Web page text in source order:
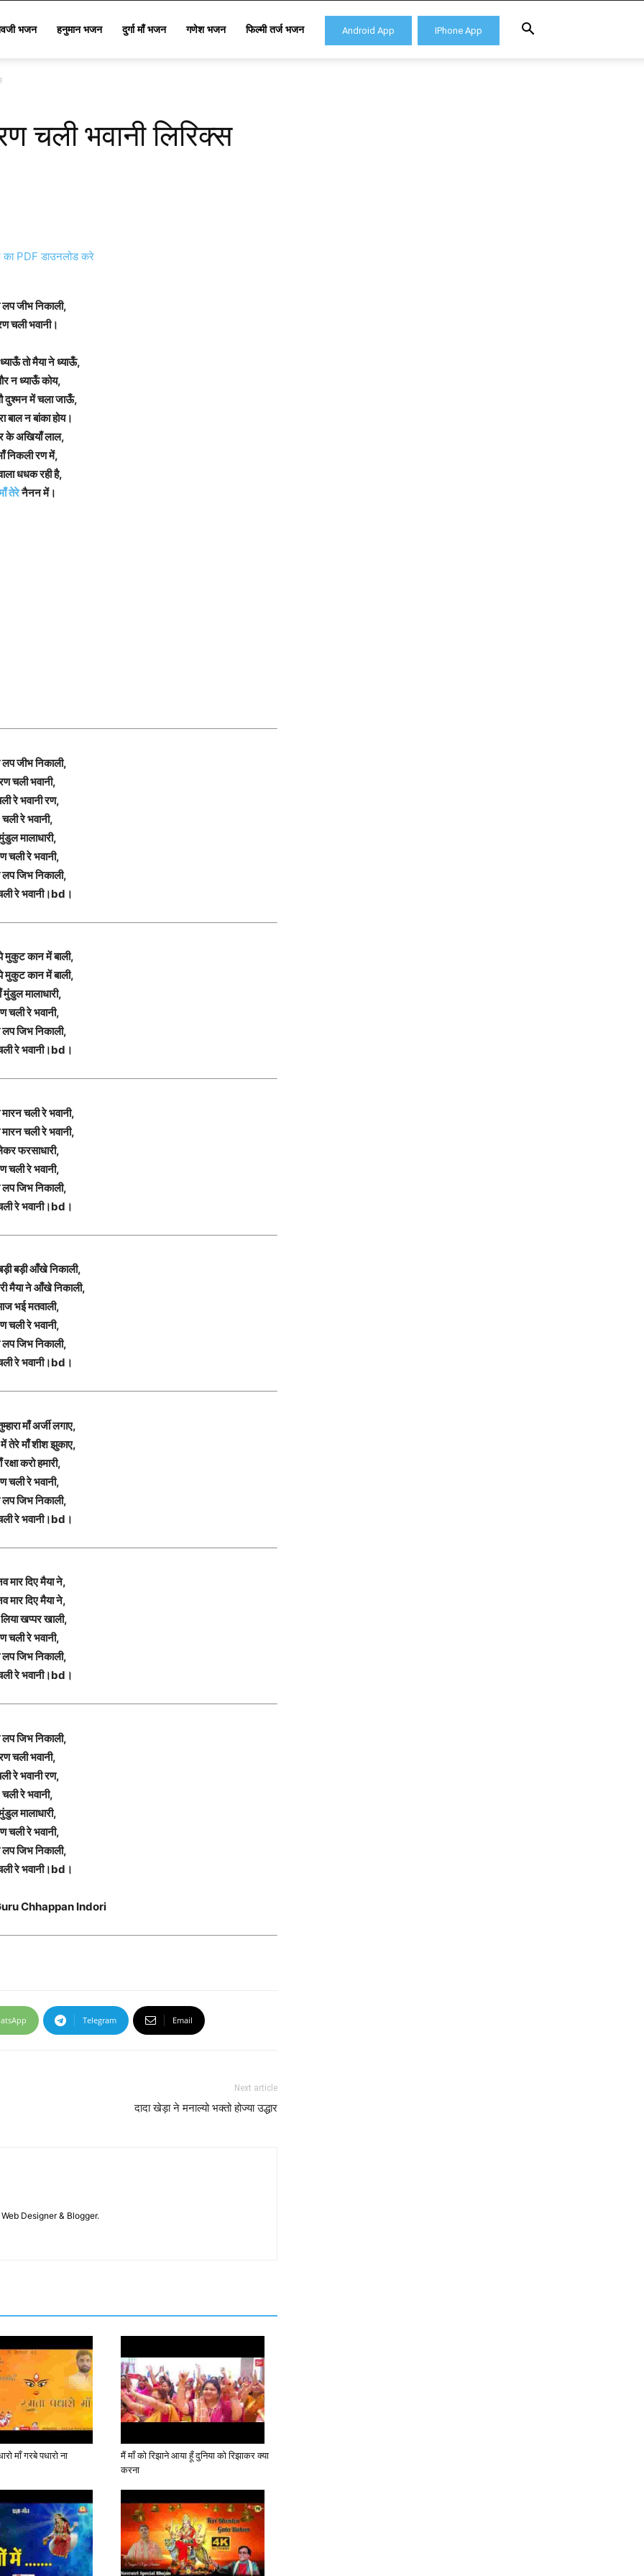
Android App IPhone App
भजन हनुमान भजन दुर्गा माँ भजन गणेश भजन फिल्मी तर्ज भजन
चली भवानी लिरिक्स
PDF डाउनलोड करे
जीभ निकाली,
चली भवानी।
तो मैया ने ध्याऊँ,
न ध्याऊँ कोय,
दुश्मन में चला जाऊँ,
बाल न बांका होय।
के अखियाँ लाल,
निकली रण में,
धधक रही है,
तेरेनैनन में।
जीभ निकाली,
चली भवानी,
रे भवानी रण,
चली रे भवानी,
मालाधारी,
चली रे भवानी,
जिभ निकाली,
रे भवानी।bd।
मुकुट कान में बाली,
मुकुट कान में बाली,
मुंडुल मालाधारी,
चली रे भवानी,
जिभ निकाली,
रे भवानी।bd।
चली रे भवानी,
चली रे भवानी,
फरसाधारी,
चली रे भवानी,
जिभ निकाली,
रे भवानी।bd।
बड़ी आँखे निकाली,
मैया ने आँखे निकाली,
भई मतवाली,
चली रे भवानी,
जिभ निकाली,
रे भवानी।bd।
माँ अर्जी लगाए,
तेरे माँ शीश झुकाए,
रक्षा करो हमारी,
चली रे भवानी,
जिभ निकाली,
रे भवानी।bd।
मार दिए मैया ने,
मार दिए मैया ने,
खप्पर खाली,
चली रे भवानी,
जिभ निकाली,
रे भवानी।bd।
जिभ निकाली,
चली भवानी,
रे भवानी रण,
चली रे भवानी,
मालाधारी,
चली रे भवानी,
जिभ निकाली,
रे भवानी।bd।
Chhappan Indori
Telegram Email
Next article
दादा खेड़ा ने मनाल्यो भक्तो होज्या उद्धार
Designer & Blogger.
माँ गरबे पधारो ना
मैं माँ को रिझाने आया हूँ दुनिया को रिझाकर क्या
करना